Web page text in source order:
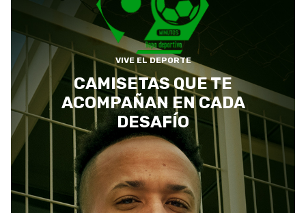
VIVE EL DEPORTE
CAMISETAS QUE TE
ACOMPAÑAN EN CADA
DESAFÍO